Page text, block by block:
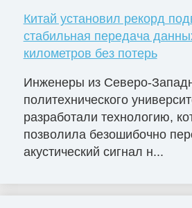
Китай установил рекорд
стабильная передача
километров без потерь
Инженеры из Северо-
политехнического
разработали технологию,
позволила безошибочно
акустический сигнал н...